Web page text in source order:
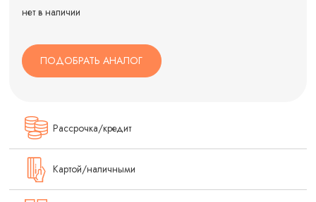
нет в наличии
ПОДОБРАТЬ АНАЛОГ
Рассрочка/кредит
Картой/наличными